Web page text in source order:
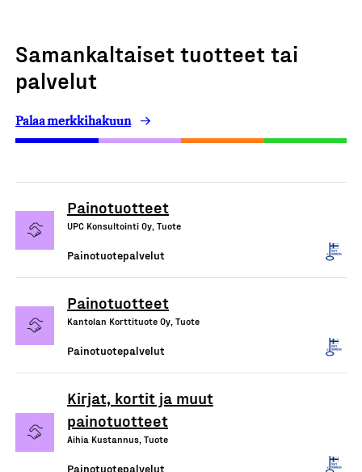
Samankaltaiset tuotteet tai
palvelut
Palaa merkkihakuun
Painotuotteet
UPC Konsultointi Oy, Tuote
Painotuotepalvelut
Painotuotteet
Kantolan Korttituote Oy, Tuote
Painotuotepalvelut
Kirjat, kortit ja muut
painotuotteet
Aihia Kustannus, Tuote
Painotuotepalvelut